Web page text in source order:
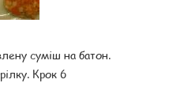
суміш на батон.
Крок 6